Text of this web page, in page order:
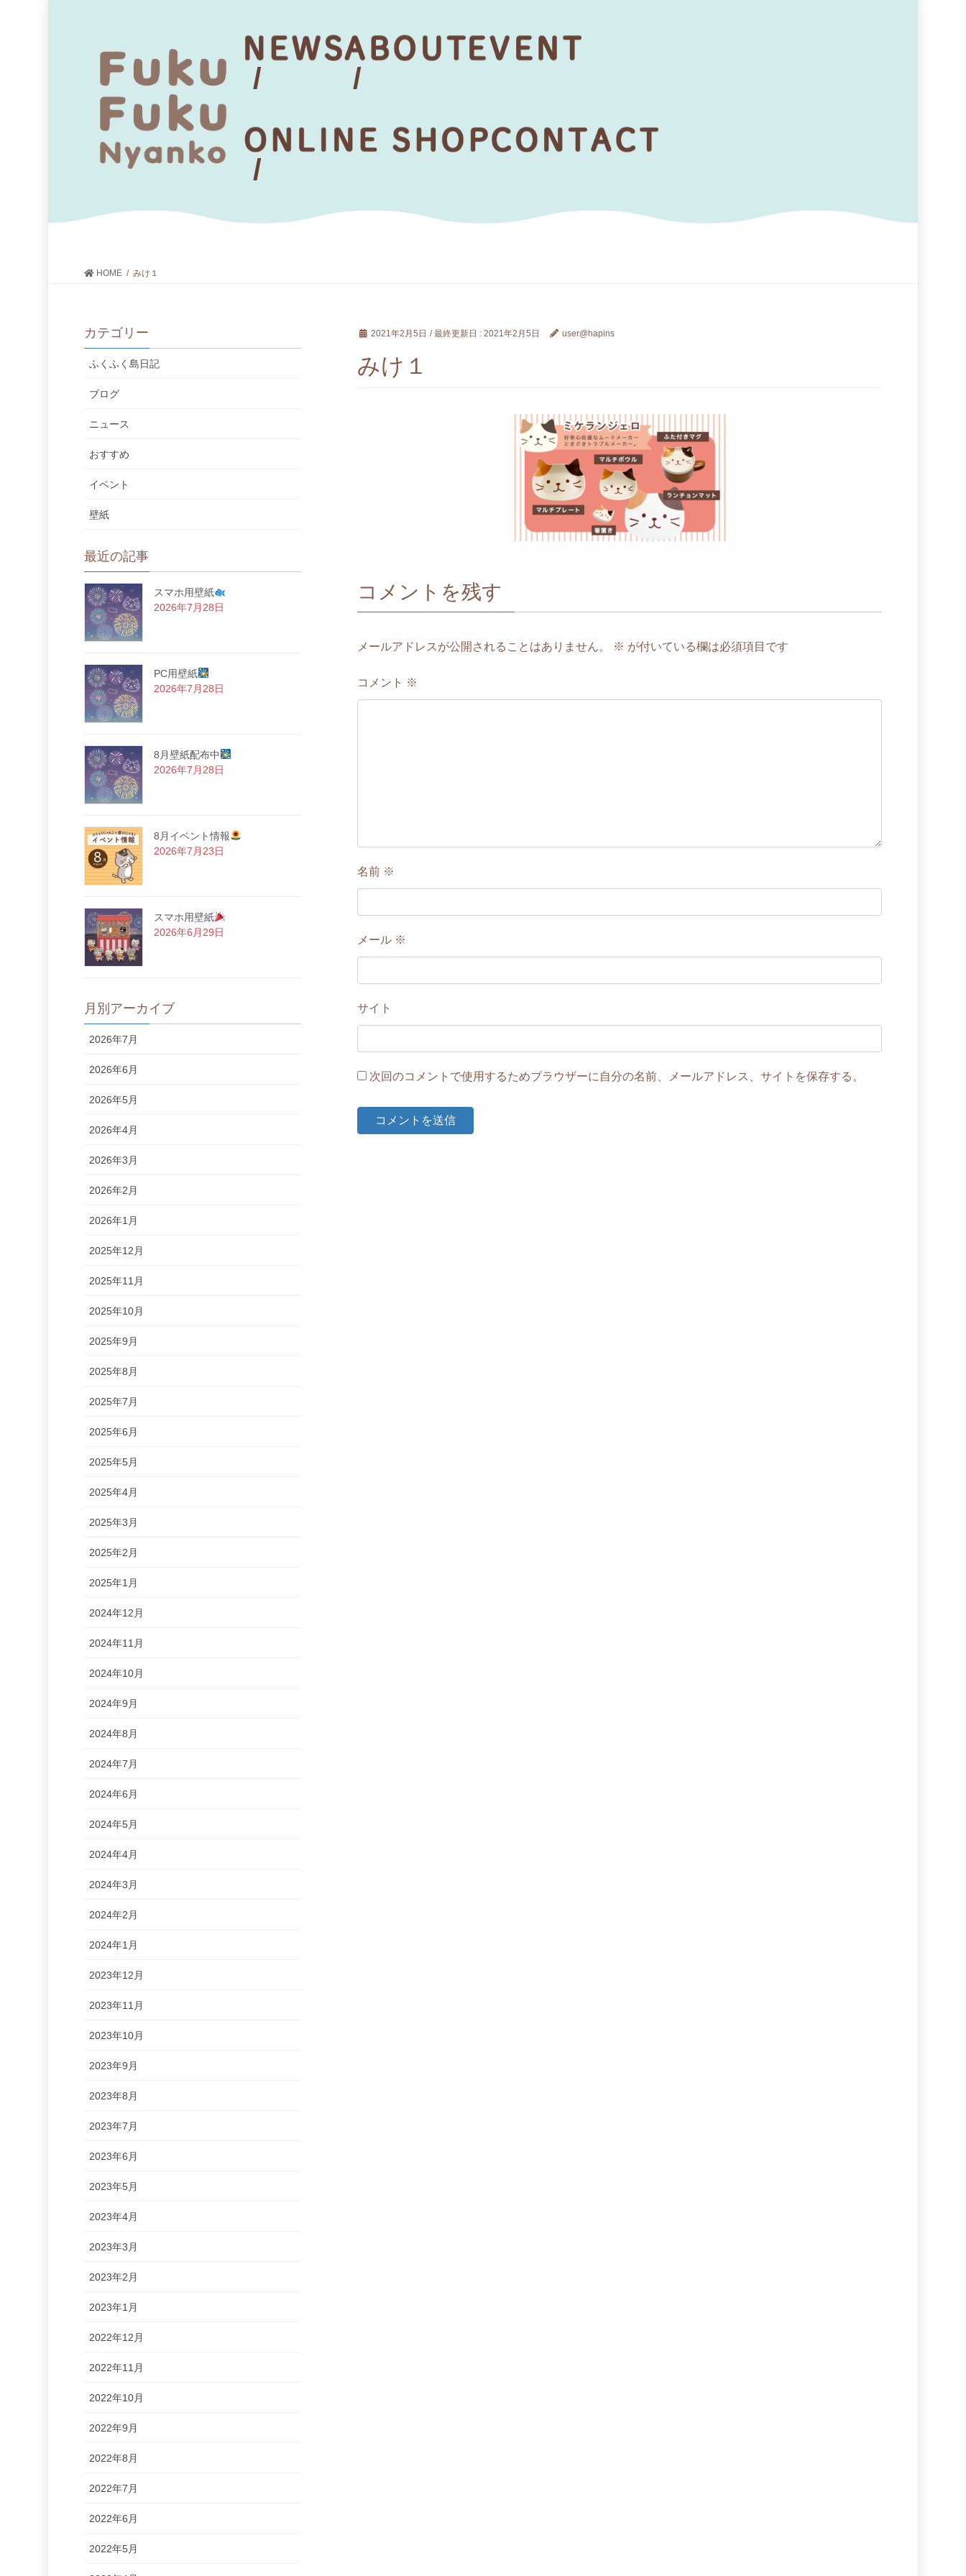
HOME みけ１
2021年2月5日 / 最終更新日 : 2021年2月5日 user@hapins
みけ１
コメントを残す
メールアドレスが公開されることはありません。 ※ が付いている欄は必須項目です
コメント ※
名前 ※
メール ※
サイト
次回のコメントで使用するためブラウザーに自分の名前、メールアドレス、サイトを保存する。
カテゴリー
ふくふく島日記
ブログ
ニュース
おすすめ
イベント
壁紙
最近の記事
スマホ用壁紙
2026年7月28日
PC用壁紙
2026年7月28日
8月壁紙配布中
2026年7月28日
8月イベント情報
2026年7月23日
スマホ用壁紙
2026年6月29日
月別アーカイブ
2026年7月
2026年6月
2026年5月
2026年4月
2026年3月
2026年2月
2026年1月
2025年12月
2025年11月
2025年10月
2025年9月
2025年8月
2025年7月
2025年6月
2025年5月
2025年4月
2025年3月
2025年2月
2025年1月
2024年12月
2024年11月
2024年10月
2024年9月
2024年8月
2024年7月
2024年6月
2024年5月
2024年4月
2024年3月
2024年2月
2024年1月
2023年12月
2023年11月
2023年10月
2023年9月
2023年8月
2023年7月
2023年6月
2023年5月
2023年4月
2023年3月
2023年2月
2023年1月
2022年12月
2022年11月
2022年10月
2022年9月
2022年8月
2022年7月
2022年6月
2022年5月